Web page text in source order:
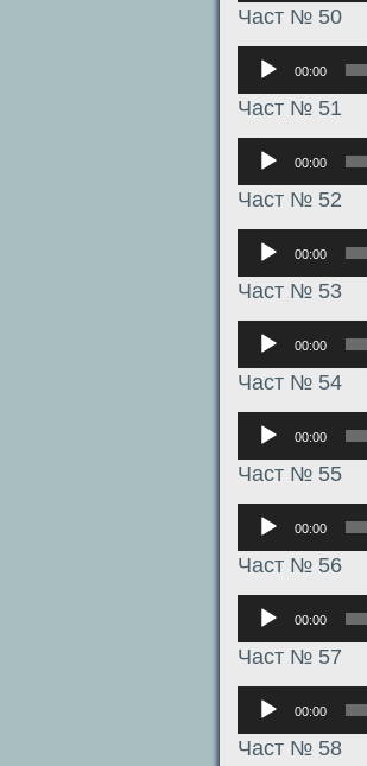
Част № 50
Аудиоплеер
00:00
Част № 51
Аудиоплеер
00:00
Част № 52
Аудиоплеер
00:00
Част № 53
Аудиоплеер
00:00
Част № 54
Аудиоплеер
00:00
Част № 55
Аудиоплеер
00:00
Част № 56
Аудиоплеер
00:00
Част № 57
Аудиоплеер
00:00
Част № 58